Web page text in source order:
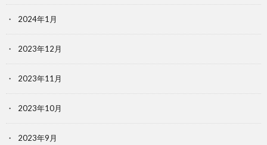
2024年1月
2023年12月
2023年11月
2023年10月
2023年9月